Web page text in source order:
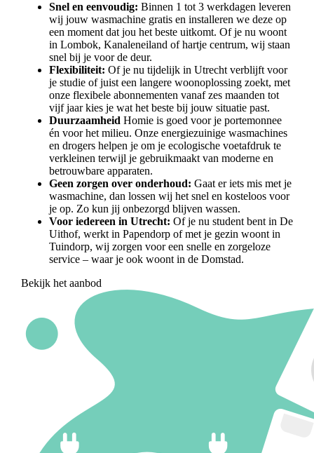
Snel en eenvoudig: Binnen 1 tot 3 werkdagen leveren
wij jouw wasmachine gratis en installeren we deze op
een moment dat jou het beste uitkomt. Of je nu woont
in Lombok, Kanaleneiland of hartje centrum, wij staan
snel bij je voor de deur.
Flexibiliteit: Of je nu tijdelijk in Utrecht verblijft voor
je studie of juist een langere woonoplossing zoekt, met
onze flexibele abonnementen vanaf zes maanden tot
vijf jaar kies je wat het beste bij jouw situatie past.
Duurzaamheid Homie is goed voor je portemonnee
én voor het milieu. Onze energiezuinige wasmachines
en drogers helpen je om je ecologische voetafdruk te
verkleinen terwijl je gebruikmaakt van moderne en
betrouwbare apparaten.
Geen zorgen over onderhoud: Gaat er iets mis met je
wasmachine, dan lossen wij het snel en kosteloos voor
je op. Zo kun jij onbezorgd blijven wassen.
Voor iedereen in Utrecht: Of je nu student bent in De
Uithof, werkt in Papendorp of met je gezin woont in
Tuindorp, wij zorgen voor een snelle en zorgeloze
service – waar je ook woont in de Domstad.
Bekijk het aanbod